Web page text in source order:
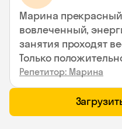
Марина прекрасный
вовлеченный,
занятия проходят
Только
Репетитор: Марина